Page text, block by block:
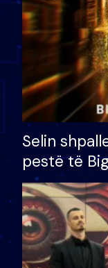
Selin
pestë të
çmimin e